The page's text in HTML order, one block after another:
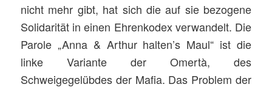
nicht mehr gibt, hat sich die auf sie bezogene
Solidarität in einen Ehrenkodex verwandelt. Die
Parole „Anna & Arthur halten’s Maul“ ist die
linke Variante der Omertà, des
Schweigegelübdes der Mafia. Das Problem der